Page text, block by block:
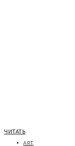
ЧИТАТЬ
ART